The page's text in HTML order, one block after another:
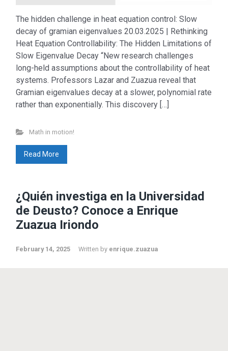
The hidden challenge in heat equation control: Slow
decay of gramian eigenvalues 20.03.2025 | Rethinking
Heat Equation Controllability: The Hidden Limitations of
Slow Eigenvalue Decay “New research challenges
long-held assumptions about the controllability of heat
systems. Professors Lazar and Zuazua reveal that
Gramian eigenvalues decay at a slower, polynomial rate
rather than exponentially. This discovery […]
Math in motion!
Read More
¿Quién investiga en la Universidad
de Deusto? Conoce a Enrique
Zuazua Iriondo
February 14, 2025 Written by enrique.zuazua
Beyond Math(198)
lang-euskera
Math in motion!(256)
Television
(43)
Sin categoría(3)
sitemap